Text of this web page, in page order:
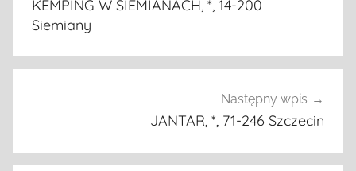
KEMPING W SIEMIANACH, *, 14-200
Siemiany
Następny wpis
JANTAR, *, 71-246 Szczecin